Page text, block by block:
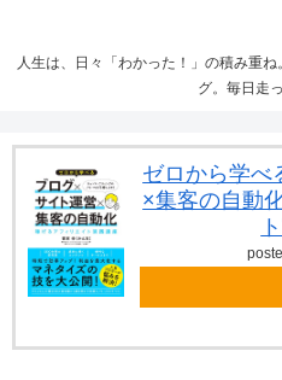
人生は、日々「わかった！」の積み重
グ。毎日走
ゼロから学べ
×集客の自動